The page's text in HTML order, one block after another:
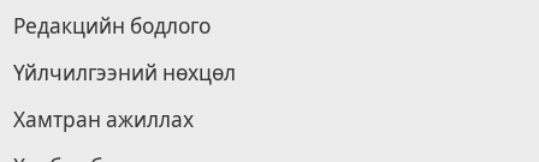
Редакцийн бодлого
Үйлчилгээний нөхцөл
Хамтран ажиллах